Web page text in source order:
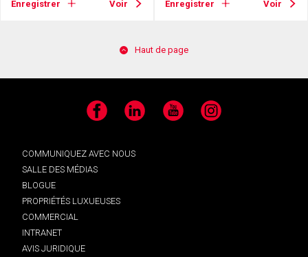
Enregistrer Voir Enregistrer Voir
Haut de page
Facebook LinkedIn YouTube Instagram
COMMUNIQUEZ AVEC NOUS
SALLE DES MÉDIAS
BLOGUE
PROPRIÉTÉS LUXUEUSES
COMMERCIAL
INTRANET
AVIS JURIDIQUE